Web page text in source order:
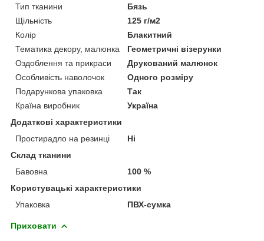
Тип тканини
Бязь
Щільність
125 г/м2
Колір
Блакитний
Тематика декору, малюнка
Геометричні візерунки
Оздоблення та прикраси
Друкований малюнок
Особливість наволочок
Одного розміру
Подарункова упаковка
Так
Країна виробник
Україна
Додаткові характеристики
Простирадло на резинці
Ні
Склад тканини
Бавовна
100 %
Користувацькі характеристики
Упаковка
ПВХ-сумка
Приховати